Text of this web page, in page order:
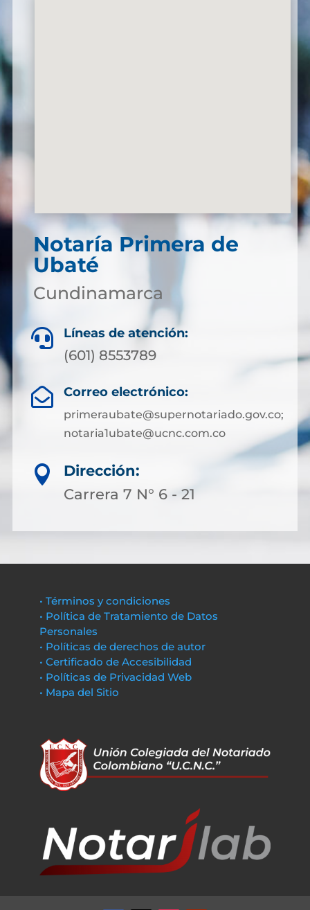
Notaría Primera de
Ubaté
Cundinamarca
 Líneas de atención:
(601) 8553789
 Correo electrónico:
primeraubate@supernotariado.gov.co;
notaria1ubate@ucnc.com.co

Dirección:
Carrera 7 N° 6 - 21
• Términos y condiciones
• Política de Tratamiento de Datos
Personales
• Políticas de derechos de autor
• Certificado de Accesibilidad
• Políticas de Privacidad Web
• Mapa del Sitio